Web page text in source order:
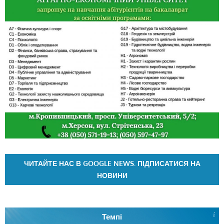
ЧИТАЙТЕ НАС В GOOGLE NEWS. ПІДПИСАТИСЯ НА
НОВИНИ
Темпі